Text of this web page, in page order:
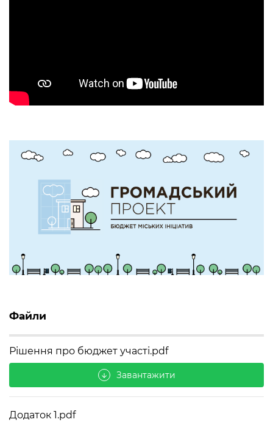
Файли
Рішення про бюджет участі.pdf
arrow_downward Завантажити
Додаток 1.pdf